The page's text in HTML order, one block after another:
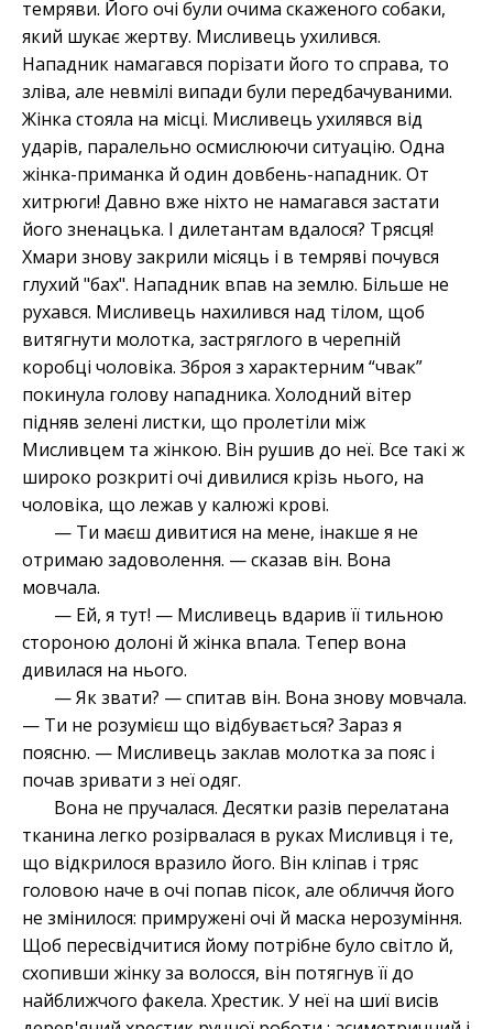
темряви. Його очі були очима скаженого собаки,
який шукає жертву. Мисливець ухилився.
Нападник намагався порізати його то справа, то
зліва, але невмілі випади були передбачуваними.
Жінка стояла на місці. Мисливець ухилявся від
ударів, паралельно осмислюючи ситуацію. Одна
жінка-приманка й один довбень-нападник. От
хитрюги! Давно вже ніхто не намагався застати
його зненацька. І дилетантам вдалося? Трясця!
Хмари знову закрили місяць і в темряві почувся
глухий "бах". Нападник впав на землю. Більше не
рухався. Мисливець нахилився над тілом, щоб
витягнути молотка, застряглого в черепній
коробці чоловіка. Зброя з характерним “чвак”
покинула голову нападника. Холодний вітер
підняв зелені листки, що пролетіли між
Мисливцем та жінкою. Він рушив до неї. Все такі ж
широко розкриті очі дивилися крізь нього, на
чоловіка, що лежав у калюжі крові.
— Ти маєш дивитися на мене, інакше я не
отримаю задоволення. — сказав він. Вона
мовчала.
— Ей, я тут! — Мисливець вдарив її тильною
стороною долоні й жінка впала. Тепер вона
дивилася на нього.
— Як звати? — спитав він. Вона знову мовчала.
— Ти не розумієш що відбувається? Зараз я
поясню. — Мисливець заклав молотка за пояс і
почав зривати з неї одяг.
Вона не пручалася. Десятки разів перелатана
тканина легко розірвалася в руках Мисливця і те,
що відкрилося вразило його. Він кліпав і тряс
головою наче в очі попав пісок, але обличчя його
не змінилося: примружені очі й маска нерозуміння.
Щоб пересвідчитися йому потрібне було світло й,
схопивши жінку за волосся, він потягнув її до
найближчого факела. Хрестик. У неї на шиї висів